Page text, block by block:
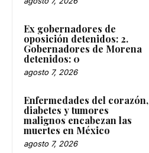
Ex gobernadores de
oposición detenidos: 2.
Gobernadores de Morena
detenidos: 0
agosto 7, 2026
Enfermedades del corazón,
diabetes y tumores
malignos encabezan las
muertes en México
agosto 7, 2026